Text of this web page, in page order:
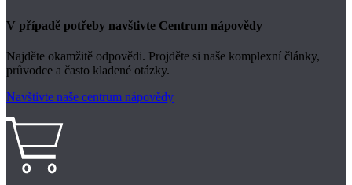
V případě potřeby navštivte Centrum nápovědy
Najděte okamžitě odpovědi. Projděte si naše komplexní články,
průvodce a často kladené otázky.
Navštivte naše centrum nápovědy